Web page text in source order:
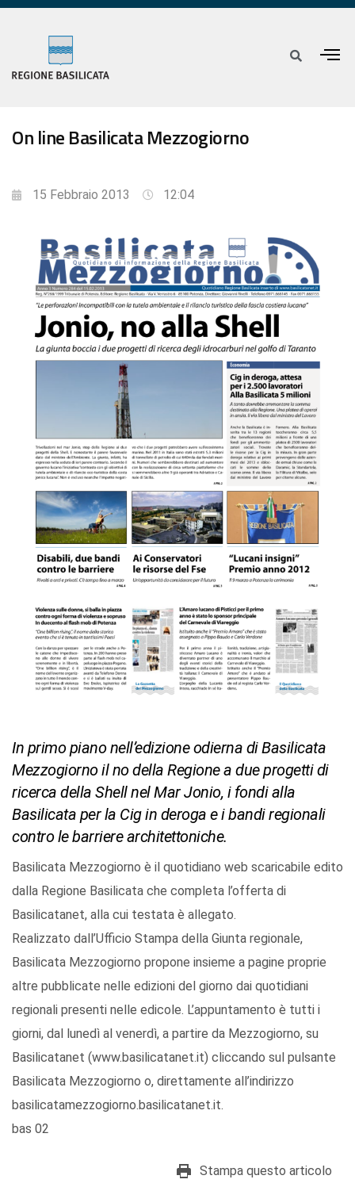
On line Basilicata Mezzogiorno
15 Febbraio 2013 12:04
In primo piano nell’edizione odierna di Basilicata
Mezzogiorno il no della Regione a due progetti di
ricerca della Shell nel Mar Jonio, i fondi alla
Basilicata per la Cig in deroga e i bandi regionali
contro le barriere architettoniche.
Basilicata Mezzogiorno è il quotidiano web scaricabile edito
dalla Regione Basilicata che completa l’offerta di
Basilicatanet, alla cui testata è allegato.
Realizzato dall’Ufficio Stampa della Giunta regionale,
Basilicata Mezzogiorno propone insieme a pagine proprie
altre pubblicate nelle edizioni del giorno dai quotidiani
regionali presenti nelle edicole. L’appuntamento è tutti i
giorni, dal lunedì al venerdì, a partire da Mezzogiorno, su
Basilicatanet (www.basilicatanet.it) cliccando sul pulsante
Basilicata Mezzogiorno o, direttamente all’indirizzo
basilicatamezzogiorno.basilicatanet.it.
bas 02
Stampa questo articolo